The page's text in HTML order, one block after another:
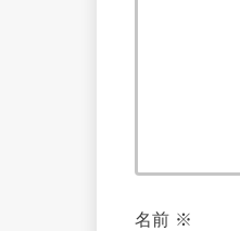
名前 ※